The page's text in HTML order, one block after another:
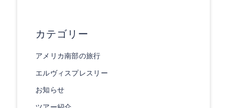
カテゴリー
アメリカ南部の旅行
エルヴィスプレスリー
お知らせ